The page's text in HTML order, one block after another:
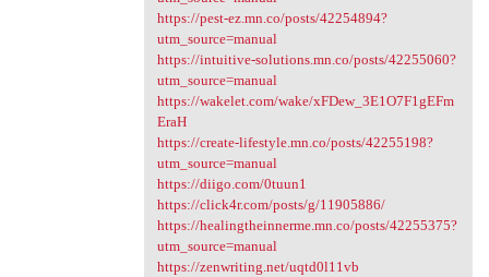
https://pest-ez.mn.co/posts/42254894?
utm_source=manual
https://intuitive-solutions.mn.co/posts/42255060?
utm_source=manual
https://wakelet.com/wake/xFDew_3E1O7F1gEFm
EraH
https://create-lifestyle.mn.co/posts/42255198?
utm_source=manual
https://diigo.com/0tuun1
https://click4r.com/posts/g/11905886/
https://healingtheinnerme.mn.co/posts/42255375?
utm_source=manual
https://zenwriting.net/uqtd0l11vb